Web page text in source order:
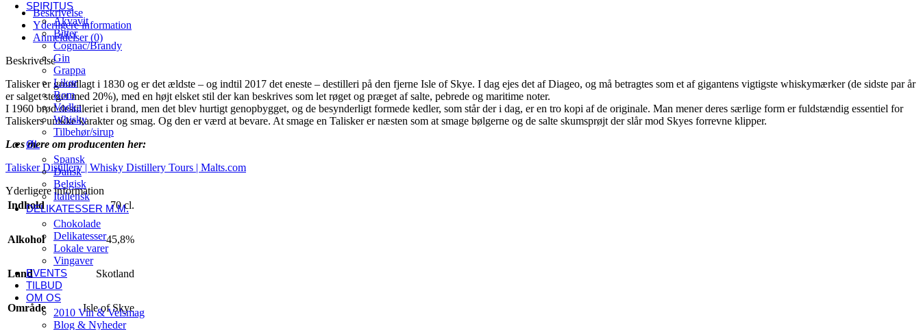
SPIRITUS
Akvavit
Bitter
Cognac/Brandy
Gin
Grappa
Likør
Rom
Vodka
Whisky
Tilbehør/sirup
ØL
Spansk
Dansk
Belgisk
Italiensk
DELIKATESSER M.M.
Chokolade
Delikatesser
Lokale varer
Vingaver
EVENTS
TILBUD
OM OS
2010 Vin & Velsmag
Blog & Nyheder
Beskrivelse
Yderligere information
Anmeldelser (0)
Beskrivelse
Talisker er grundlagt i 1830 og er det ældste – og indtil 2017 det eneste – destilleri på den fjerne Isle of Skye. I dag ejes det af Diageo, og må betragtes som et af gigantens vigtigste whiskymærker (de sidste par år
er salget steget med 20%), med en højt elsket stil der kan beskrives som let røget og præget af salte, pebrede og maritime noter.
I 1960 brød destilleriet i brand, men det blev hurtigt genopbygget, og de besynderligt formede kedler, som står der i dag, er en tro kopi af de originale. Man mener deres særlige form er fuldstændig essentiel for
Taliskers unikke karakter og smag. Og den er værd at bevare. At smage en Talisker er næsten som at smage bølgerne og de salte skumsprøjt der slår mod Skyes forrevne klipper.
Læs mere om producenten her:
Talisker Distillery | Whisky Distillery Tours | Malts.com
Yderligere information
Indhold
70 cl.
Alkohol 45,8%
Land Skotland
Område Isle of Skye